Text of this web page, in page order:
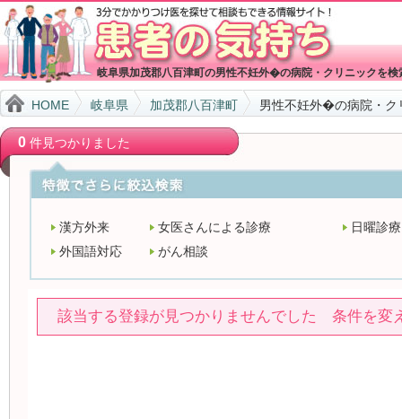
岐阜県加茂郡八百津町の男性不妊外�の病院・クリニックを検
HOME 岐阜県 加茂郡八百津町 男性不妊外�の病院・ク
0件見つかりました
漢方外来 女医さんによる診療
日曜診療
外国語対応
がん相談
該当する登録が見つかりませんでした 条件を